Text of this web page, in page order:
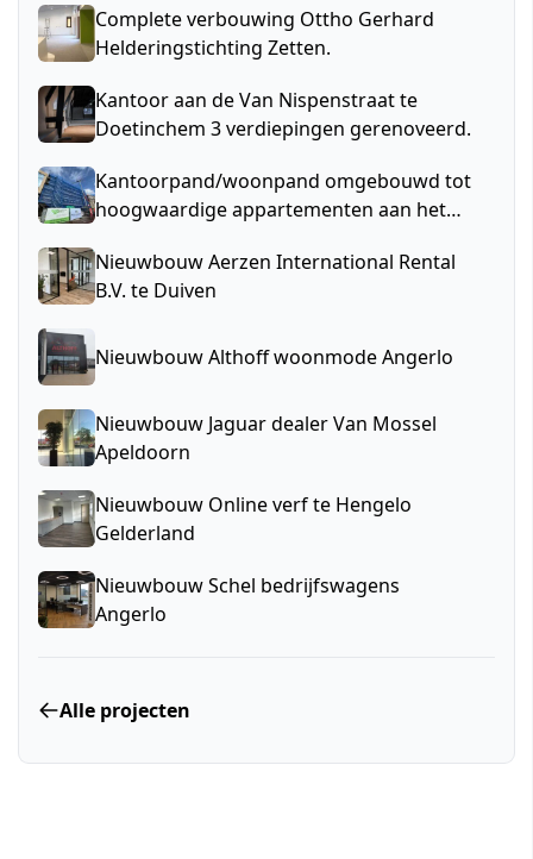
Complete verbouwing Ottho Gerhard
Helderingstichting Zetten.
Kantoor aan de Van Nispenstraat te
Doetinchem 3 verdiepingen gerenoveerd.
Kantoorpand/woonpand omgebouwd tot
hoogwaardige appartementen aan het
Nieuwbouw Aerzen International Rental
B.V. te Duiven
Nieuwbouw Althoff woonmode Angerlo
Nieuwbouw Jaguar dealer Van Mossel
Apeldoorn
Nieuwbouw Online verf te Hengelo
Gelderland
Nieuwbouw Schel bedrijfswagens
Angerlo
Alle projecten